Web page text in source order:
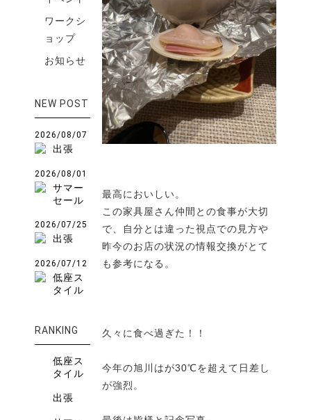
最高においしい。
この家具屋さん仲間との食事が大切
で、自分とは違った視点での見方や
昨今のお店の状況の情報交換がとて
も参考になる。
久々に食べ過ぎた！！
今年の旭川はが30℃を超えて日差し
が強烈。
ワークシ
ョップ
お知らせ
NEW POST
2026/08/07
出張
2026/08/01
サマー
セール
2026/07/25
出張
2026/07/12
低座ス
タイル
RANKING
低座ス
タイル
出張